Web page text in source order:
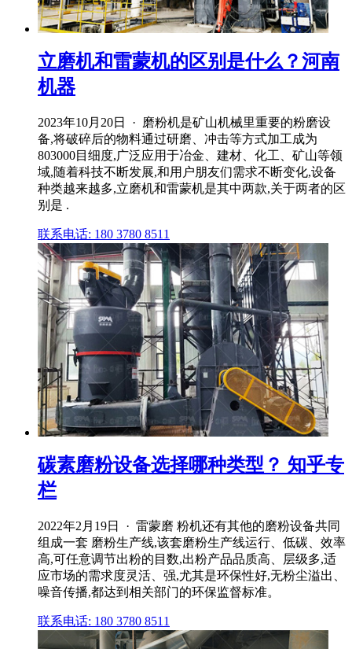
立磨机和雷蒙机的区别是什么？河南
机器
2023年10月20日 · 磨粉机是矿山机械里重要的粉磨设
备,将破碎后的物料通过研磨、冲击等方式加工成为
803000目细度,广泛应用于冶金、建材、化工、矿山等领
域,随着科技不断发展,和用户朋友们需求不断变化,设备
种类越来越多,立磨机和雷蒙机是其中两款,关于两者的区
别是 .
联系电话: 180 3780 8511
碳素磨粉设备选择哪种类型？ 知乎专
栏
2022年2月19日 · 雷蒙磨 粉机还有其他的磨粉设备共同
组成一套 磨粉生产线,该套磨粉生产线运行、低碳、效率
高,可任意调节出粉的目数,出粉产品品质高、层级多,适
应市场的需求度灵活、强,尤其是环保性好,无粉尘溢出、
噪音传播,都达到相关部门的环保监督标准。
联系电话: 180 3780 8511